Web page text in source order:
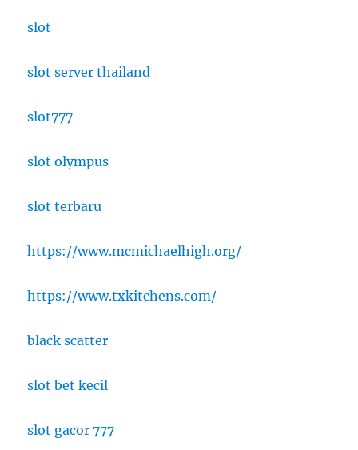
slot
slot server thailand
slot777
slot olympus
slot terbaru
https://www.mcmichaelhigh.org/
https://www.txkitchens.com/
black scatter
slot bet kecil
slot gacor 777